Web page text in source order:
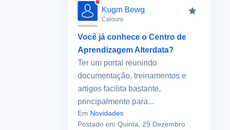
Kugm Bewg
Calouro
Você já conhece o Centro de
Aprendizagem Alterdata?
Ter um portal reunindo
documentação, treinamentos e
artigos facilita bastante,
principalmente para...
Em Novidades
Postado em Quinta, 29 Dezembro